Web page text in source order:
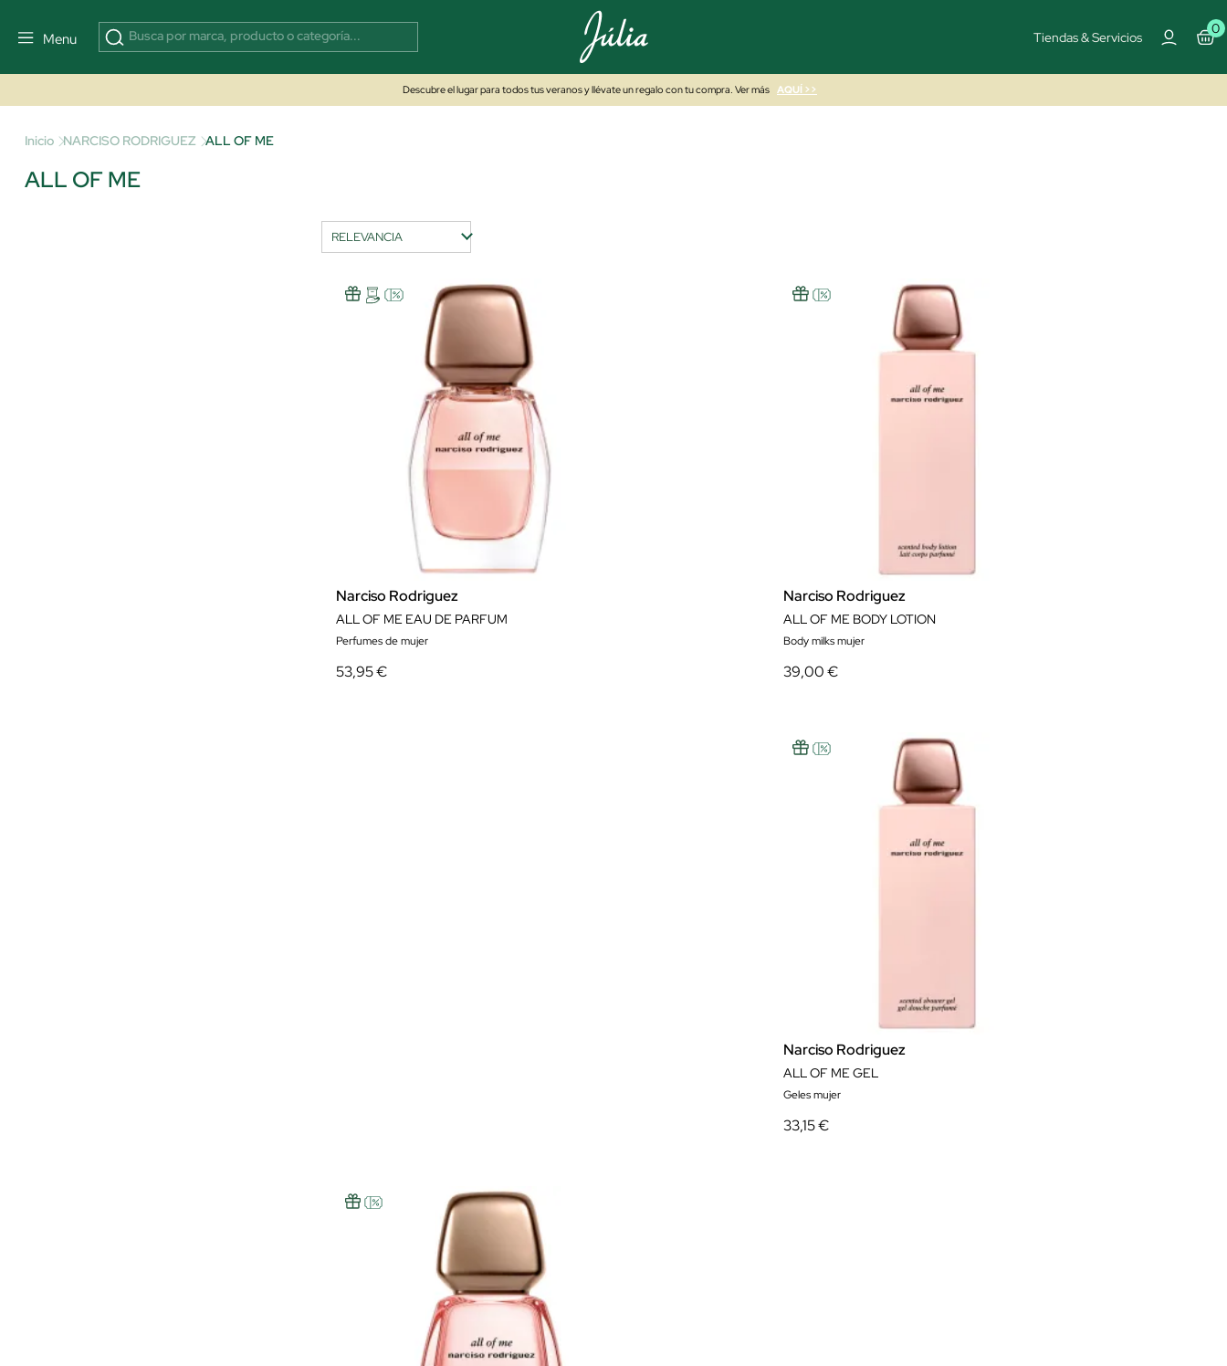
Menu Tiendas & Servicios
0
Descubre el lugar para todos tus veranos y llévate un regalo con tu compra. Ver más AQUÍ >>
Inicio NARCISO RODRIGUEZ ALL OF ME
ALL OF ME
Narciso Rodriguez
ALL OF ME EAU DE PARFUM
Perfumes de mujer
53,95 €
Narciso Rodriguez
ALL OF ME BODY LOTION
Body milks mujer
39,00 €
Narciso Rodriguez
ALL OF ME GEL
Geles mujer
33,15 €